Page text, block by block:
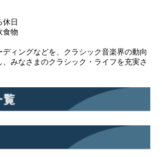
休日
食物
ィングなどを、クラシック音楽界の動向
みなさまのクラシック・ライフを充実さ